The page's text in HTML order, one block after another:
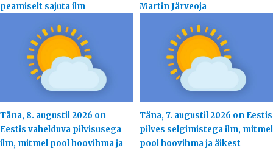
peamiselt sajuta ilm
Martin Järveoja
Täna, 8. augustil 2026 on
Eestis vahelduva pilvisusega
ilm, mitmel pool hoovihma ja
Täna, 7. augustil 2026 on Eestis
pilves selgimistega ilm, mitmel
pool hoovihma ja äikest